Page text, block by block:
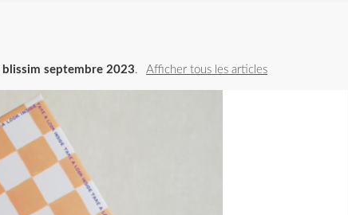
blissim septembre 2023. Afficher tous les articles